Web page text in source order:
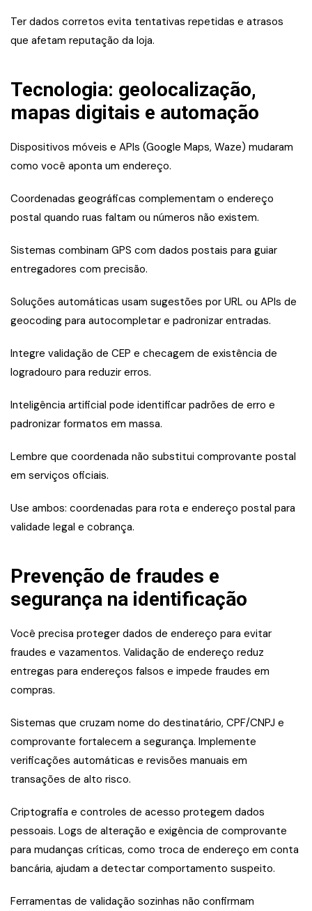
Ter dados corretos evita tentativas repetidas e atrasos
que afetam reputação da loja.
Tecnologia: geolocalização,
mapas digitais e automação
Dispositivos móveis e APIs (Google Maps, Waze) mudaram
como você aponta um endereço.
Coordenadas geográficas complementam o endereço
postal quando ruas faltam ou números não existem.
Sistemas combinam GPS com dados postais para guiar
entregadores com precisão.
Soluções automáticas usam sugestões por URL ou APIs de
geocoding para autocompletar e padronizar entradas.
Integre validação de CEP e checagem de existência de
logradouro para reduzir erros.
Inteligência artificial pode identificar padrões de erro e
padronizar formatos em massa.
Lembre que coordenada não substitui comprovante postal
em serviços oficiais.
Use ambos: coordenadas para rota e endereço postal para
validade legal e cobrança.
Prevenção de fraudes e
segurança na identificação
Você precisa proteger dados de endereço para evitar
fraudes e vazamentos. Validação de endereço reduz
entregas para endereços falsos e impede fraudes em
compras.
Sistemas que cruzam nome do destinatário, CPF/CNPJ e
comprovante fortalecem a segurança. Implemente
verificações automáticas e revisões manuais em
transações de alto risco.
Criptografia e controles de acesso protegem dados
pessoais. Logs de alteração e exigência de comprovante
para mudanças críticas, como troca de endereço em conta
bancária, ajudam a detectar comportamento suspeito.
Ferramentas de validação sozinhas não confirmam